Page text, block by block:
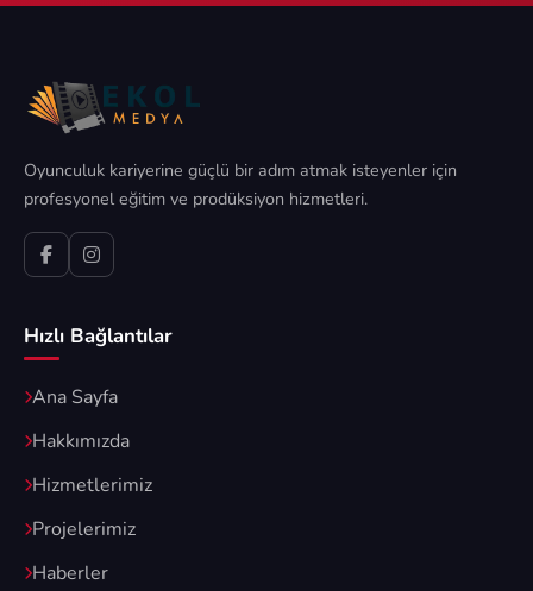
Oyunculuk kariyerine güçlü bir adım atmak isteyenler için
profesyonel eğitim ve prodüksiyon hizmetleri.
Hızlı Bağlantılar
Ana Sayfa
Hakkımızda
Hizmetlerimiz
Projelerimiz
Haberler